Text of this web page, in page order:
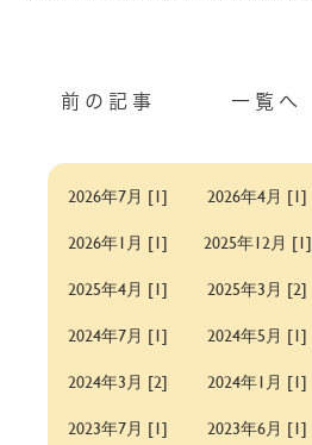
前の記事 一覧へ
2026年7月 [1] 2026年4月 [1]
2026年1月 [1]
2025年12月 [1]
2025年4月 [1]
2025年3月 [2]
2024年7月 [1]
2024年5月 [1]
2024年3月 [2]
2024年1月 [1]
2023年7月 [1]
2023年6月 [1]